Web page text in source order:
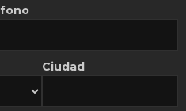
ES NOTICIA
Ciudad